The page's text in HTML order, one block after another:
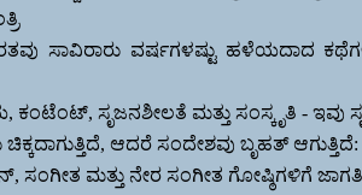
ಸಾವಿರಾರು ವರ್ಷಗಳಷ್ಟು
ಸೃಜನಶೀಲತೆ ಮತ್ತು ಸಂಸ್ಕೃತಿ - ಇವು
ಆದರೆ ಸಂದೇಶವು ಬೃಹತ್
ಮತ್ತು ನೇರ ಸಂಗೀತ ಗೋಷ್ಠಿಗಳಿಗೆ